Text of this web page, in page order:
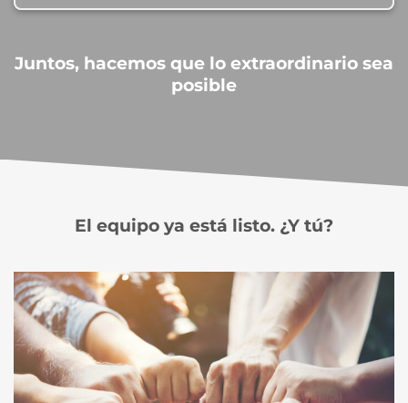
Juntos, hacemos que lo extraordinario sea
posible
El equipo ya está listo. ¿Y tú?